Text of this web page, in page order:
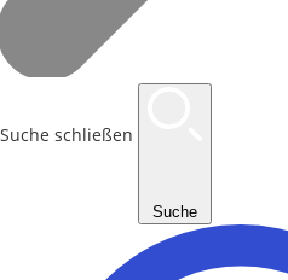
Suche schließen
Suche